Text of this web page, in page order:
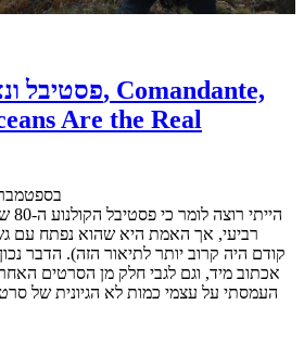
Are the Real
1 בספטמבר
רביעי, אך האמת היא שהוא נפתח עם
קודם היה קרוב יותר לתיאור הזה). הדבר
אכתוב מיד, וגם לגבי חלק מן הסרטים
העמסתי על עצמי כמות לא הגיונית של